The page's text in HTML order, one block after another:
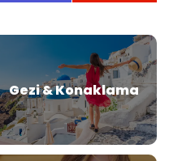
Gezi & Konaklama